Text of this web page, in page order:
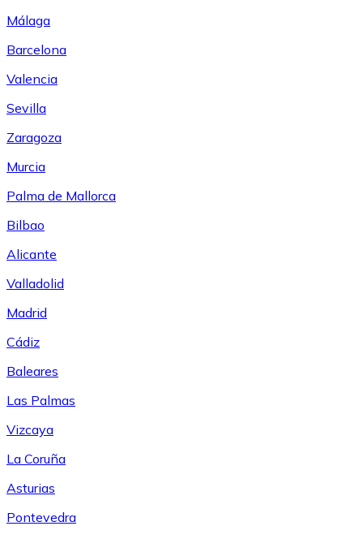
Málaga
Barcelona
Valencia
Sevilla
Zaragoza
Murcia
Palma de Mallorca
Bilbao
Alicante
Valladolid
Madrid
Cádiz
Baleares
Las Palmas
Vizcaya
La Coruña
Asturias
Pontevedra